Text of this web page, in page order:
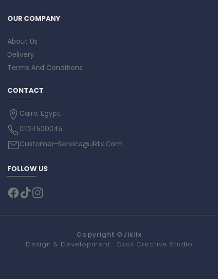
OUR COMPANY
About Us
Delivery
Terms And Conditions
CONTACT
Cairo, Egypt.
01124500045
Customer-Service@Jiklix.Com
FOLLOW US
Copyright ©Jiklix
Design & Development : Oxok Creative Studio